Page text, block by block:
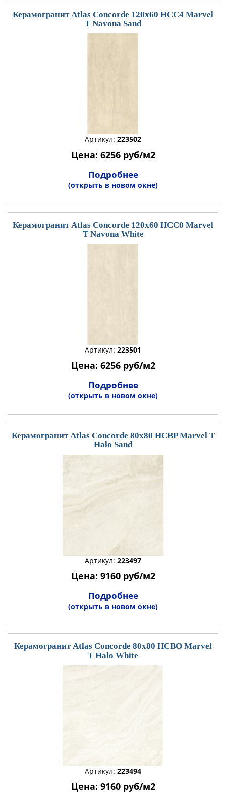
Керамогранит Atlas Concorde 120x60 HCC4 Marvel
T Navona Sand
Артикул: 223502
Цена: 6256 руб/м2
Подробнее
(открыть в новом окне)
Керамогранит Atlas Concorde 120x60 HCC0 Marvel
T Navona White
Артикул: 223501
Цена: 6256 руб/м2
Подробнее
(открыть в новом окне)
Керамогранит Atlas Concorde 80x80 HCBP Marvel T
Halo Sand
Артикул: 223497
Цена: 9160 руб/м2
Подробнее
(открыть в новом окне)
Керамогранит Atlas Concorde 80x80 HCBO Marvel
T Halo White
Артикул: 223494
Цена: 9160 руб/м2